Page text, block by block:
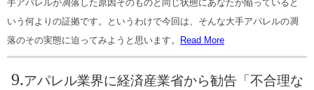
手アパレルが凋落した原因そのものと同じ状態にあなたが陥っていると
いう何よりの証拠です。というわけで今回は、そんな大手アパレルの凋
落のその実態に迫ってみようと思います。
Read More
9.アパレル業界に経済産業省から勧告「不合理な